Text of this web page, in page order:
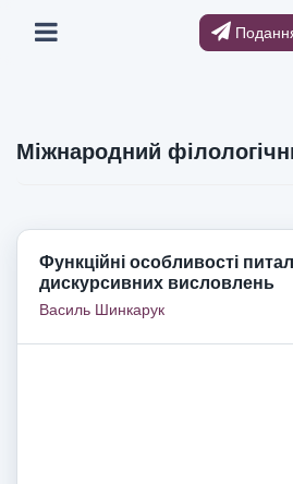
Міжнародний
Функційні особливості
дискурсивних висловлень
Василь Шинкарук